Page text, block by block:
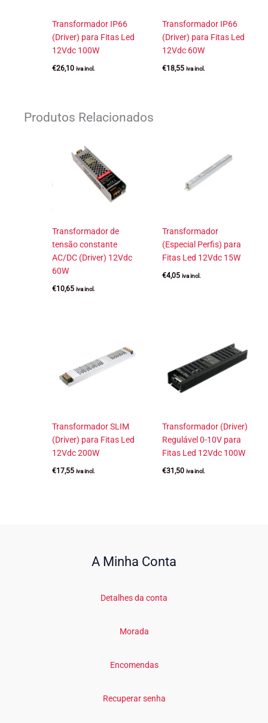
Transformador IP66
(Driver) para Fitas Led
12Vdc 100W
€26,10 iva incl.
Transformador IP66
(Driver) para Fitas Led
12Vdc 60W
€18,55 iva incl.
Produtos Relacionados
Transformador de
tensão constante
AC/DC (Driver) 12Vdc
60W
€10,65 iva incl.
Transformador
(Especial Perfis) para
Fitas Led 12Vdc 15W
€4,05 iva incl.
Transformador SLIM
(Driver) para Fitas Led
12Vdc 200W
€17,55 iva incl.
Transformador (Driver)
Regulável 0-10V para
Fitas Led 12Vdc 100W
€31,50 iva incl.
A Minha Conta
Detalhes da conta
Morada
Encomendas
Recuperar senha